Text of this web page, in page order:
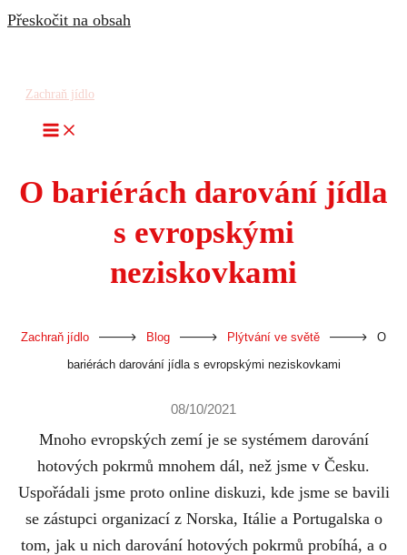
Přeskočit na obsah
Zachraň jídlo
O bariérách darování jídla
s evropskými
neziskovkami
Zachraň jídlo - Blog - Plýtvání ve světě -
O
bariérách darování jídla s evropskými neziskovkami
08/10/2021
Mnoho evropských zemí je se systémem darování
hotových pokrmů mnohem dál, než jsme v Česku.
Uspořádali jsme proto online diskuzi, kde jsme se bavili
se zástupci organizací z Norska, Itálie a Portugalska o
tom, jak u nich darování hotových pokrmů probíhá, a o